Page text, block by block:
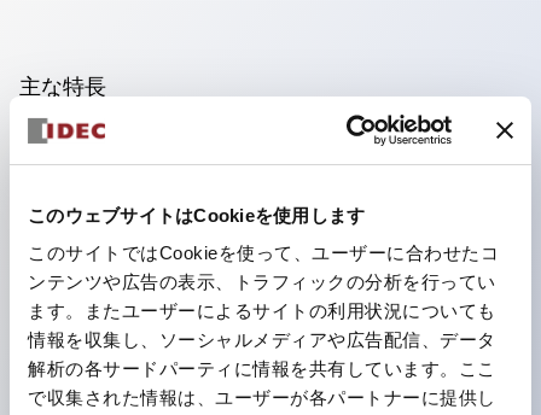
このウェブサイトはCookieを使用します
このサイトではCookieを使って、ユーザーに合わせたコ
ンテンツや広告の表示、トラフィックの分析を行ってい
ます。またユーザーによるサイトの利用状況についても
情報を収集し、ソーシャルメディアや広告配信、データ
解析の各サードパーティに情報を共有しています。ここ
で収集された情報は、ユーザーが各パートナーに提供し
主な特長
照光ユニットの低電圧タイプ(6～24Vタイプ)は2026
フィンガープロテクション構造、ねじアップ端子構造、
保護構造IP20に対応したHW-U形コンタクトブロック
を搭載。
高電圧タイプのLED球が搭載可能になり、ダイレクト
タイプの定格使用電圧が最大240Vまで対応可能になり
ました。